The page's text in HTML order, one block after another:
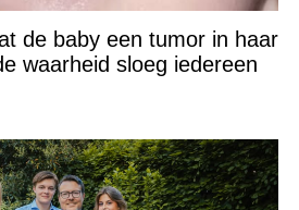
de baby een tumor in haar
waarheid sloeg iedereen